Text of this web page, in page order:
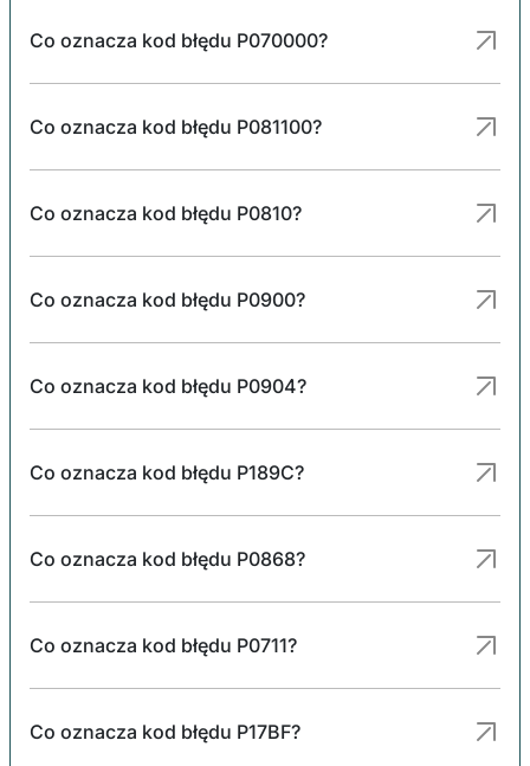
Co oznacza kod błędu P070000?
Co oznacza kod błędu P081100?
Co oznacza kod błędu P0810?
Co oznacza kod błędu P0900?
Co oznacza kod błędu P0904?
Co oznacza kod błędu P189C?
Co oznacza kod błędu P0868?
Co oznacza kod błędu P0711?
Co oznacza kod błędu P17BF?